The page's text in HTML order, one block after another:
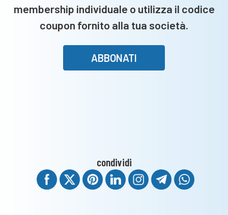
membership individuale o utilizza il codice
coupon fornito alla tua società.
ABBONATI
condividi